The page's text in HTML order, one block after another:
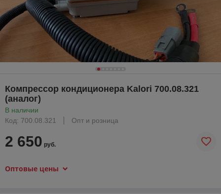
Компрессор кондиционера Kalori 700.08.321
(аналог)
В наличии
Код: 700.08.321
Опт и розница
2 650 руб.
Оптовые цены